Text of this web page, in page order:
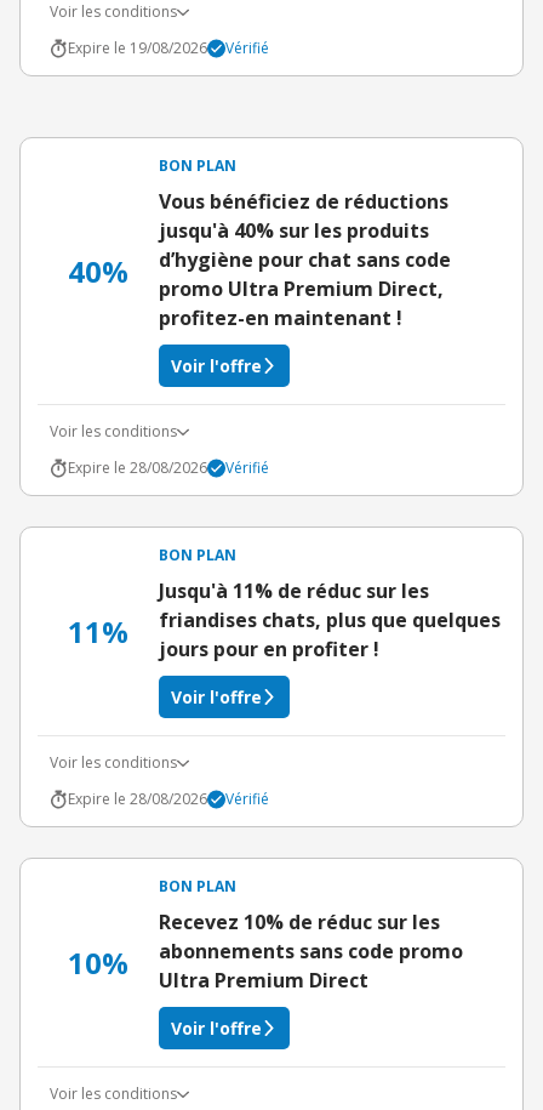
Voir les conditions
Expire le 19/08/2026
Vérifié
40%
BON PLAN
Vous bénéficiez de réductions
jusqu'à 40% sur les produits
d’hygiène pour chat sans code
promo Ultra Premium Direct,
profitez-en maintenant !
Voir l'offre
Voir les conditions
Expire le 28/08/2026
Vérifié
11%
BON PLAN
Jusqu'à 11% de réduc sur les
friandises chats, plus que quelques
jours pour en profiter !
Voir l'offre
Voir les conditions
Expire le 28/08/2026
Vérifié
10%
BON PLAN
Recevez 10% de réduc sur les
abonnements sans code promo
Ultra Premium Direct
Voir l'offre
Voir les conditions